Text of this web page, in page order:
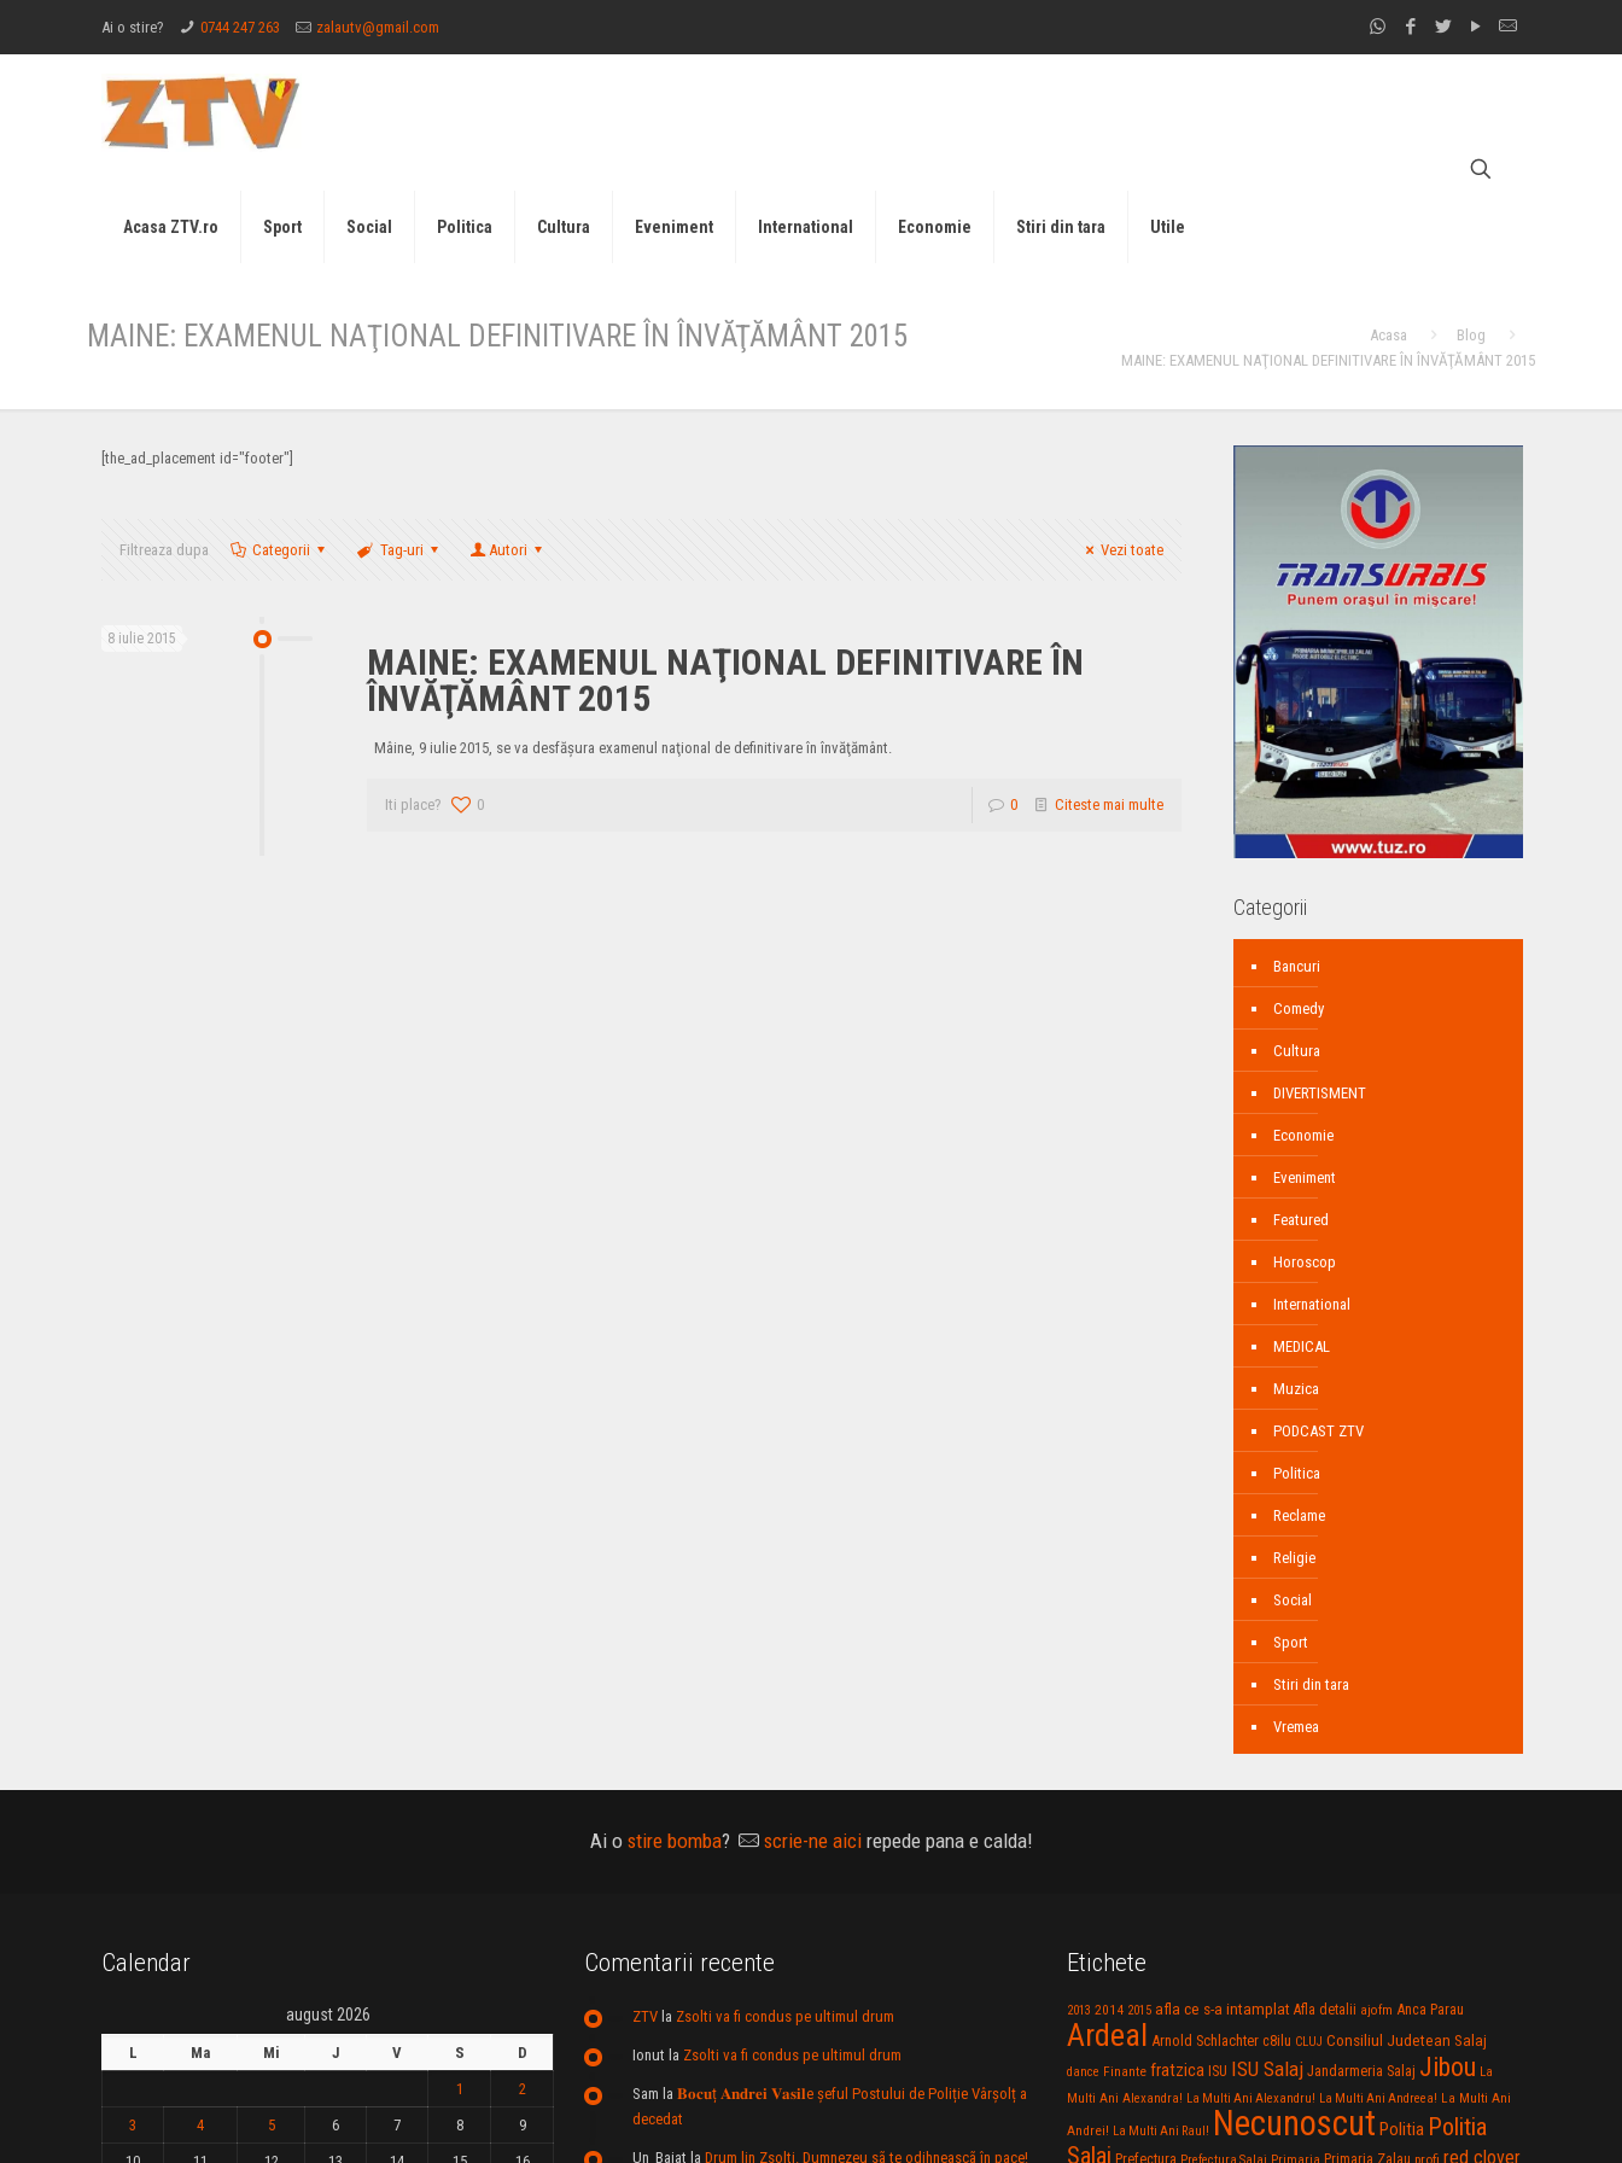
Ai o stire? 0744 247 263 zalautv@gmail.com
Acasa ZTV.ro Sport Social Politica Cultura Eveniment International Economie Stiri din tara Utile
MAINE: EXAMENUL NAŢIONAL DEFINITIVARE ÎN ÎNVĂŢĂMÂNT 2015 Acasa
Blog
MAINE: EXAMENUL NAŢIONAL DEFINITIVARE ÎN ÎNVĂŢĂMÂNT 2015
[the_ad_placement id="footer"]
Filtreaza dupa Categorii Tag-uri Autori Vezi toate
8 iulie 2015
MAINE: EXAMENUL NAŢIONAL DEFINITIVARE ÎN
ÎNVĂŢĂMÂNT 2015
Mâine, 9 iulie 2015, se va desfăşura examenul naţional de definitivare în învăţământ.
Iti place? 0 0 Citeste mai multe
Categorii
Bancuri
Comedy
Cultura
DIVERTISMENT
Economie
Eveniment
Featured
Horoscop
International
MEDICAL
Muzica
PODCAST ZTV
Politica
Reclame
Religie
Social
Sport
Stiri din tara
Vremea
Ai o stire bomba? scrie-ne aicirepede pana e calda!
Calendar
august 2026
L Ma Mi J V S
D
1
2
3
4 5 6 7 8
9
Comentarii recente
ZTVla Zsolti va fi condus pe ultimul drum
Ionut la Zsolti va fi condus pe ultimul drum
Sam la 𝐁𝐨𝐜𝐮ț 𝐀𝐧𝐝𝐫𝐞𝐢 𝐕𝐚𝐬𝐢𝐥e şeful Postului de Poliție Vârșolț a
decedat
Un_Baiat la Drum lin Zsolti. Dumnezeu sã te odihneascã în pace!
Etichete
2013 2014 2015 afla ce s-a intamplat Afla detalii ajofm Anca Parau
Ardeal Arnold Schlachter c8ilu CLUJ Consiliul Judetean Salaj
dance Finante fratzica ISU ISU Salaj Jandarmeria Salaj Jibou La
Multi Ani Alexandra! La Multi Ani Alexandru! La Multi Ani Andreea! La Multi Ani
Andrei! La Multi Ani Raul! Necunoscut Politia Politia
Salaj Prefectura Primaria Zalau profi red clover